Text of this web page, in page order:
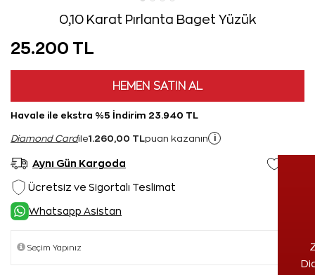
0,10 Karat Pırlanta Baget Yüzük
25.200 TL
HEMEN SATIN AL
Havale ile ekstra %5 İndirim 23.940 TL
Diamond Cardile1.260,00 TL puan kazanın i
Aynı Gün Kargoda
Ücretsiz ve Sigortalı Teslimat
Whatsapp Asistan